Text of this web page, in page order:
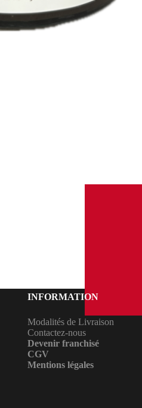
INFORMATION
Modalités de Livraison
Contactez-nous
Devenir franchisé
CGV
Mentions légales